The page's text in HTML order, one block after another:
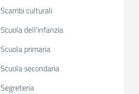
Scambi culturali
Scuola dell'infanzia
Scuola primaria
Scuola secondaria
Segreteria